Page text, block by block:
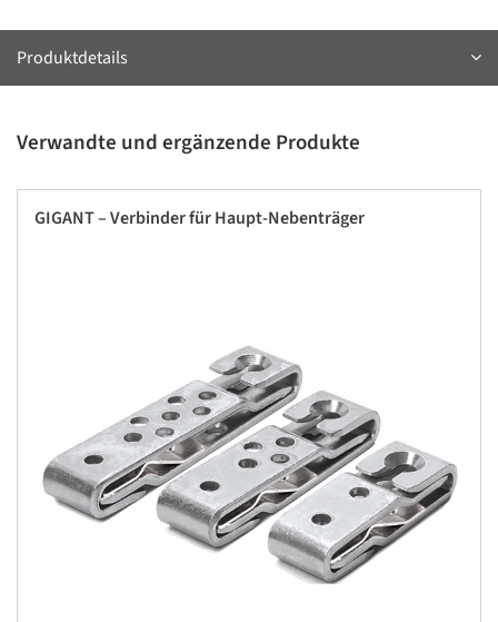
Produktdetails
Verwandte und ergänzende Produkte
GIGANT – Verbinder für Haupt-Nebenträger